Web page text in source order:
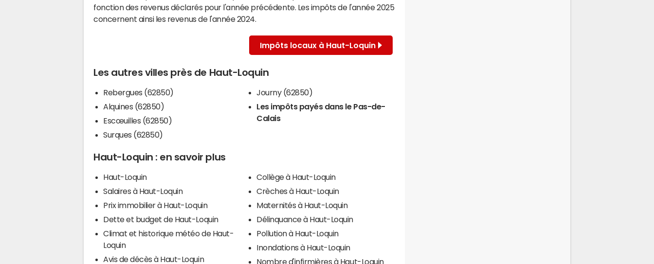
fonction des revenus déclarés pour l'année précédente. Les impôts de l'année 2025
concernent ainsi les revenus de l'année 2024.
Impôts locaux à Haut-Loquin
Les autres villes près de Haut-Loquin
Rebergues (62850)
Alquines (62850)
Escœuilles (62850)
Surques (62850)
Journy (62850)
Les impôts payés dans le Pas-de-
Calais
Haut-Loquin : en savoir plus
Haut-Loquin
Salaires à Haut-Loquin
Prix immobilier à Haut-Loquin
Dette et budget de Haut-Loquin
Climat et historique météo de Haut-
Loquin
Avis de décès à Haut-Loquin
Collège à Haut-Loquin
Crèches à Haut-Loquin
Maternités à Haut-Loquin
Délinquance à Haut-Loquin
Pollution à Haut-Loquin
Inondations à Haut-Loquin
Nombre d'infirmières à Haut-Loquin